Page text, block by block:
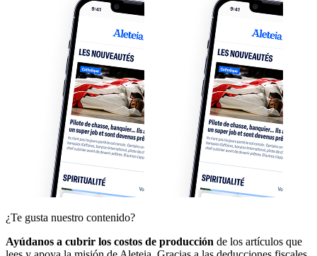
¿Te gusta nuestro contenido?
Ayúdanos a cubrir los costos de producción de los artículos que